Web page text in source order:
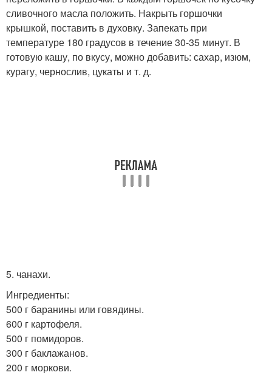
сливочного масла положить. Накрыть горшочки
крышкой, поставить в духовку. Запекать при
температуре 180 градусов в течение 30-35 минут. В
готовую кашу, по вкусу, можно добавить: сахар, изюм,
курагу, чернослив, цукаты и т. д.
5. чанахи.
Ингредиенты:
500 г баранины или говядины.
600 г картофеля.
500 г помидоров.
300 г баклажанов.
200 г моркови.